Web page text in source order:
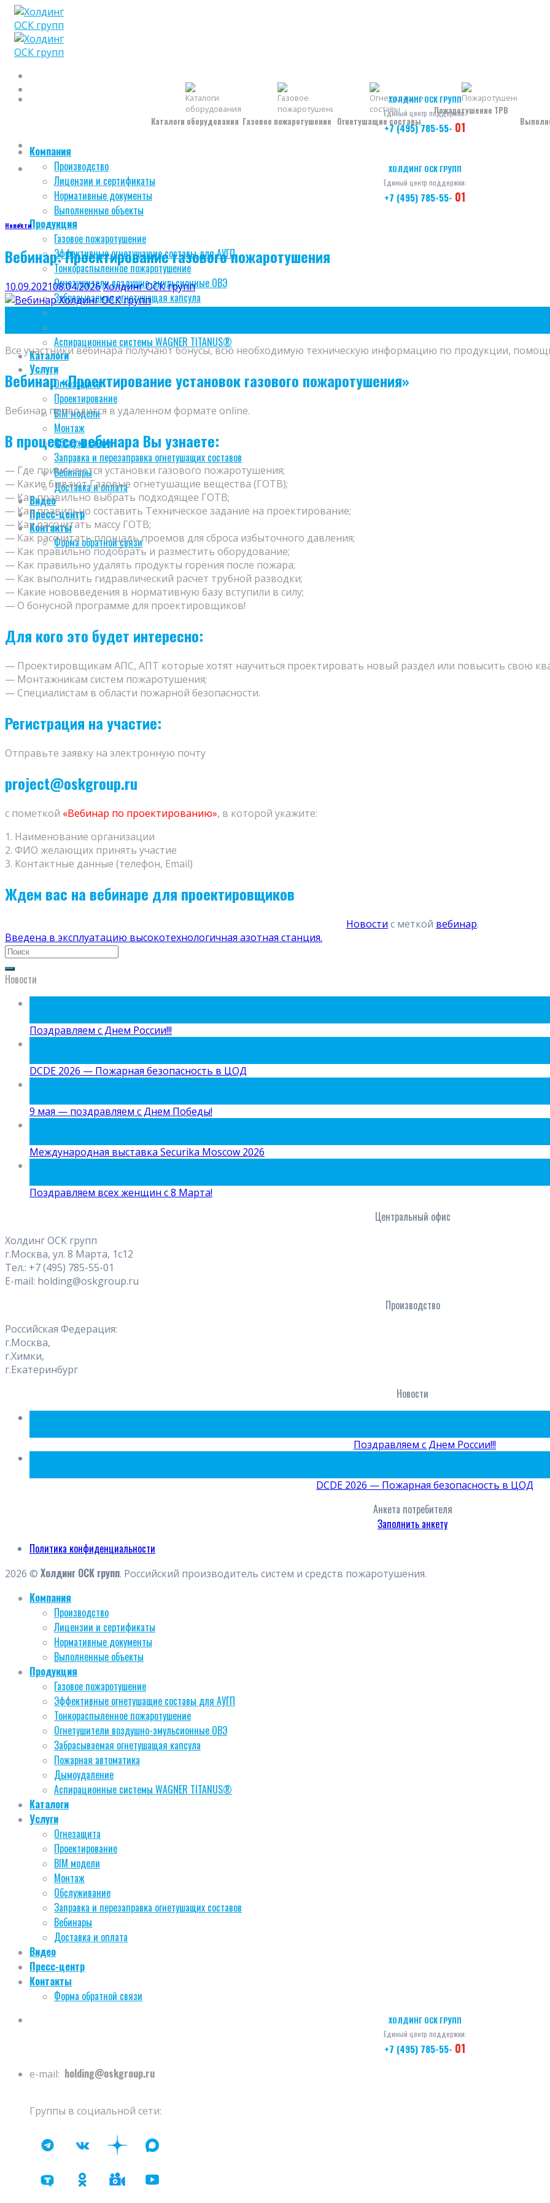
Skip
content
ХОЛДИНГ ОСК ГРУПП
Единый центр поддержки:
+7 (495) 785-55- 01
Компания
Производство
Лицензии и сертификаты
Нормативные документы
Выполненные объекты
Продукция
Газовое пожаротушение
Эффективные огнетушащие составы для АУГП
Тонкораспыленное пожаротушение
Огнетушители воздушно-эмульсионные ОВЭ
Забрасываемая огнетушащая капсула
Аспирационные системы WAGNER TITANUS®
Каталоги
Услуги
Огнезащита
Проектирование
BIM модели
Монтаж
Обслуживание
Заправка и перезаправка огнетушащих составов
Вебинары
Доставка и оплата
Видео
Пресс-центр
Контакты
Форма обратной связи
Каталоги оборудования Газовое пожаротушение Огнетушащие составы
Пожаротушение ТРВ
ХОЛДИНГ ОСК ГРУПП
Единый центр поддержки:
+7 (495) 785-55- 01
Новости
Вебинар: Проектирование газового пожаротушения
10.09.202108.04.2026Холдинг ОСК групп
Все участники вебинара получают бонусы, всю необходимую техническую информацию по продукции,
Вебинар «Проектирование установок газового пожаротушения»
Вебинар проводится в удаленном формате online.
В процессе вебинара Вы узнаете:
— Где применяются установки газового пожаротушения;
— Какие бывают Газовые огнетушащие вещества (ГОТВ);
— Как правильно выбрать подходящее ГОТВ;
— Как правильно составить Техническое задание на проектирование;
— Как рассчитать массу ГОТВ;
— Как рассчитать площадь проемов для сброса избыточного давления;
— Как правильно подобрать и разместить оборудование;
— Как правильно удалять продукты горения после пожара;
— Как выполнить гидравлический расчет трубной разводки;
— Какие нововведения в нормативную базу вступили в силу;
— О бонусной программе для проектировщиков!
Для кого это будет интересно:
— Проектировщикам АПС, АПТ которые хотят научиться проектировать новый раздел или повысить свою
— Монтажникам систем пожаротушения;
— Специалистам в области пожарной безопасности.
Регистрация на участие:
Отправьте заявку на электронную почту
project@oskgroup.ru
с пометкой «Вебинар по проектированию», в которой укажите:
1. Наименование организации
2. ФИО желающих принять участие
3. Контактные данные (телефон, Email)
Ждем вас на вебинаре для проектировщиков
Новости с меткой вебинар.
Введена в эксплуатацию высокотехнологичная азотная станция.
Новости
Поздравляем с Днем России!!!
DCDE 2026 — Пожарная безопасность в ЦОД
9 мая — поздравляем с Днем Победы!
Международная выставка Securika Moscow 2026
Поздравляем всех женщин с 8 Марта!
Центральный офис
Холдинг ОСК групп
г.Москва, ул. 8 Марта, 1с12
Тел.: +7 (495) 785-55-01
E-mail: holding@oskgroup.ru
Производство
Российская Федерация:
г.Москва,
г.Химки,
г.Екатеринбург
Новости
Поздравляем с Днем России!!!
DCDE 2026 — Пожарная безопасность в ЦОД
Анкета потребителя
Заполнить анкету
Политика конфиденциальности
2026 © Холдинг ОСК групп. Российский производитель систем и средств пожаротушения.
Компания
Производство
Лицензии и сертификаты
Нормативные документы
Выполненные объекты
Продукция
Газовое пожаротушение
Эффективные огнетушащие составы для АУГП
Тонкораспыленное пожаротушение
Огнетушители воздушно-эмульсионные ОВЭ
Забрасываемая огнетушащая капсула
Пожарная автоматика
Дымоудаление
Аспирационные системы WAGNER TITANUS®
Каталоги
Услуги
Огнезащита
Проектирование
BIM модели
Монтаж
Обслуживание
Заправка и перезаправка огнетушащих составов
Вебинары
Доставка и оплата
Видео
Пресс-центр
Контакты
Форма обратной связи
ХОЛДИНГ ОСК ГРУПП
Единый центр поддержки:
+7 (495) 785-55- 01
e-mail: holding@oskgroup.ru
Группы в социальной сети: